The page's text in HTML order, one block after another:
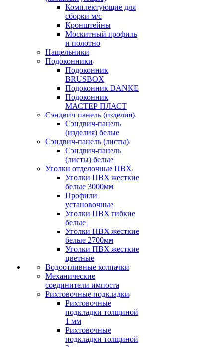
Комплектующие для
сборки м/с
Кронштейны
Москитный профиль
и полотно
Нащельники
Подоконники
Подоконник
BRUSBOX
Подоконник DANKE
Подоконник
МАСТЕР ПЛАСТ
Сэндвич-панель (изделия)
Сэндвич-панель
(изделия) белые
Сэндвич-панель (листы)
Сэндвич-панель
(листы) белые
Уголки отделочные ПВХ
Уголки ПВХ жесткие
белые 3000мм
Профили
установочные
Уголки ПВХ гибкие
белые
Уголки ПВХ жесткие
белые 2700мм
Уголки ПВХ жесткие
цветные
Водоотливные колпачки
Механические
соединители импоста
Рихтовочные подкладки
Рихтовочные
подкладки толщиной
1 мм
Рихтовочные
подкладки толщиной